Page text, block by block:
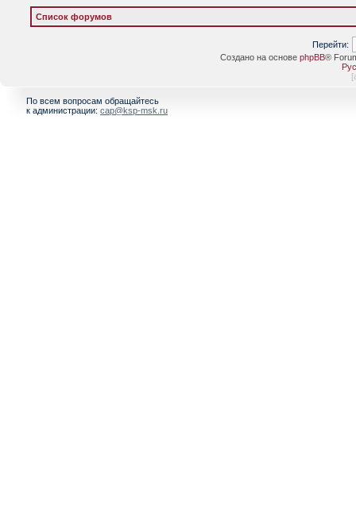
Список форумов
Перейти:
Создано на основе phpBB®
[
По всем вопросам обращайтесь
к администрации: cap@ksp-msk.ru